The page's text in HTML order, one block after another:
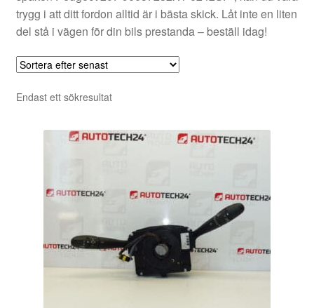
trygg i att ditt fordon alltid är i bästa skick. Låt inte en liten
del stå i vägen för din bils prestanda – beställ idag!
Endast ett sökresultat